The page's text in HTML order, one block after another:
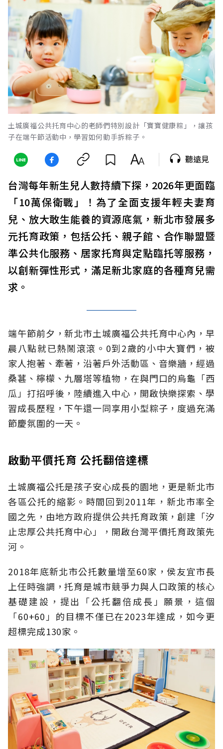
土城廣福公共托育中心的老師們特別設計「寶寶健康粽」，讓孩
子在端午節活動中，學習如何動手拆粽子。
聽遠見
台灣每年新生兒人數持續下探，2026年更面臨
「10萬保衛戰」！為了全面支援年輕夫妻育
兒、放大敢生能養的資源底氣，新北市發展多
元托育政策，包括公托、親子館、合作聯盟暨
準公共化服務、居家托育與定點臨托等服務，
以創新彈性形式，滿足新北家庭的各種育兒需
求。
端午節前夕，新北市土城廣福公共托育中心內，早
晨八點就已熱鬧滾滾。0到2歲的小中大寶們，被
家人抱著、牽著，沿著戶外活動區、音樂牆，經過
桑葚、檸檬、九層塔等植物，在與門口的烏龜「西
瓜」打招呼後，陸續進入中心，開啟快樂探索、學
習成長歷程，下午還一同享用小型粽子，度過充滿
節慶氛圍的一天。
啟動平價托育 公托翻倍達標
土城廣福公托是孩子安心成長的園地，更是新北市
各區公托的縮影。時間回到2011年，新北市率全
國之先，由地方政府提供公共托育政策，創建「汐
止忠厚公共托育中心」，開啟台灣平價托育政策先
河。
2018年底新北市公托數量增至60家，侯友宜市長
上任時強調，托育是城市競爭力與人口政策的核心
基礎建設，提出「公托翻倍成長」願景，這個
「60+60」的目標不僅已在2023年達成，如今更
超標完成130家。